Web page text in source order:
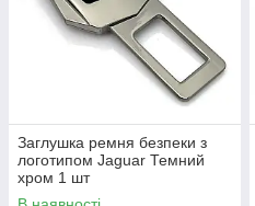
Заглушка ремня безпеки з
логотипом Jaguar Темний
хром 1 шт